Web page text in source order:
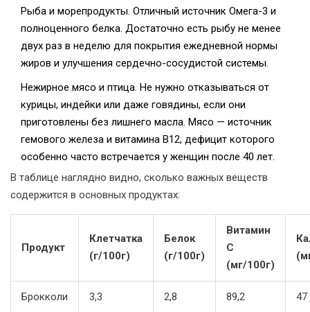
Рыба и морепродукты. Отличный источник Омега-3 и
полноценного белка. Достаточно есть рыбу не менее
двух раз в неделю для покрытия ежедневной нормы
жиров и улучшения сердечно-сосудистой системы.
Нежирное мясо и птица. Не нужно отказываться от
курицы, индейки или даже говядины, если они
приготовлены без лишнего масла. Мясо — источник
гемового железа и витамина B12, дефицит которого
особенно часто встречается у женщин после 40 лет.
В таблице наглядно видно, сколько важных веществ
содержится в основных продуктах:
Продукт
Клетчатка
(г/100г)
Белок
(г/100г)
Витамин
C
(мг/100г)
Брокколи 3,3 2,8 89,2 47